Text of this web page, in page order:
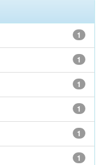
1
1
1
1
1
1